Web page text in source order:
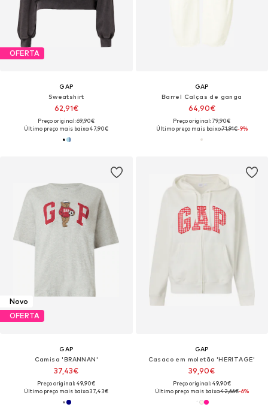
OFERTA
GAP
Sweatshirt
62,91€
Preço original: 69,90€
Último preço mais baixo:47,90€
GAP
Barrel Calças de ganga
64,90€
Preço original: 79,90€
Último preço mais baixo:71,91€-9%
Novo
OFERTA
GAP
Camisa 'BRANNAN'
37,43€
Preço original: 49,90€
Último preço mais baixo:37,43€
GAP
Casaco em moletão 'HERITAGE'
39,90€
Preço original: 49,90€
Último preço mais baixo:42,66€-6%